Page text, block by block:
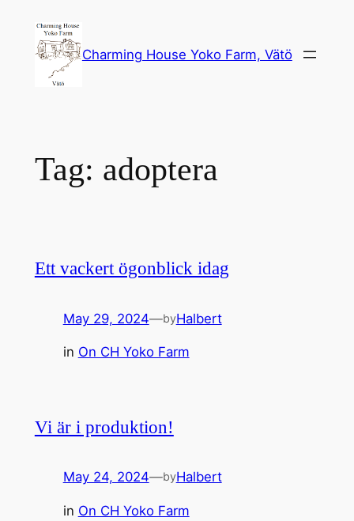
content
Charming House Yoko Farm, Vätö
Tag: adoptera
Ett vackert ögonblick idag
May 29, 2024—byHalbert
in On CH Yoko Farm
Vi är i produktion!
May 24, 2024—byHalbert
in On CH Yoko Farm